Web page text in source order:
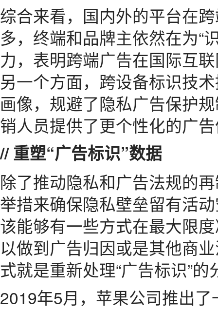
综合来看，国内外的平台在
多，终端和品牌主依然在为“
力，表明跨端广告在国际互
另一个方面，跨设备标识技
画像，规避了隐私广告保护
销人员提供了更个性化的广
// 重塑“广告标识”数据
除了推动隐私和广告法规的
举措来确保隐私壁垒留有活
该能够有一些方式在最大限
以做到广告归因或是其他商
式就是重新处理“广告标识”的
2019年5月，苹果公司推出